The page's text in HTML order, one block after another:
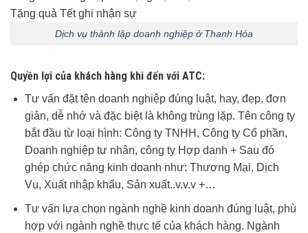
Dịch vụ thành lập doanh nghiệp ở Thanh Hóa
Quyền lợi của khách hàng khi đến với ATC:
Tư vấn đặt tên doanh nghiệp đúng luật, hay, đẹp, đơn
giản, dễ nhớ và đặc biệt là không trùng lặp. Tên công ty
bắt đầu từ loại hình: Công ty TNHH, Công ty Cổ phần,
Doanh nghiệp tư nhân, công ty Hợp danh + Sau đó
ghép chức năng kinh doanh như: Thương Mại, Dịch
Vụ, Xuất nhập khẩu, Sản xuất..v.v.v +…
Tư vấn lựa chọn ngành nghề kinh doanh đúng luật, phù
hợp với ngành nghề thực tế của khách hàng. Ngành